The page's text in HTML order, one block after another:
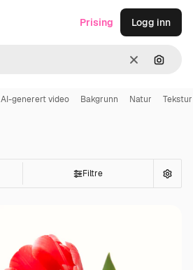
Slett Søk
Prising Logg inn
AI-generert video Bakgrunn Natur Tekstur
Filtre